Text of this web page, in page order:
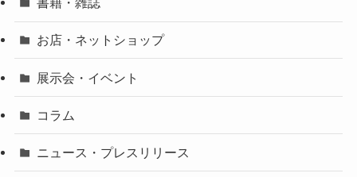
お店・ネットショップ
展示会・イベント
コラム
ニュース・プレスリリース